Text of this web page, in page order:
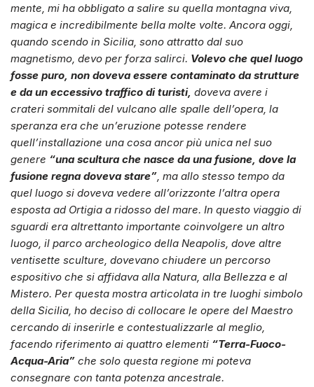
mente, mi ha obbligato a salire su quella montagna viva,
magica e incredibilmente bella molte volte. Ancora oggi,
quando scendo in Sicilia, sono attratto dal suo
magnetismo, devo per forza salirci. Volevo che quel luogo
fosse puro, non doveva essere contaminato da strutture
e da un eccessivo traffico di turisti, doveva avere i
crateri sommitali del vulcano alle spalle dell’opera, la
speranza era che un’eruzione potesse rendere
quell’installazione una cosa ancor più unica nel suo
genere “una scultura che nasce da una fusione, dove la
fusione regna doveva stare” , ma allo stesso tempo da
quel luogo si doveva vedere all’orizzonte l’altra opera
esposta ad Ortigia a ridosso del mare. In questo viaggio di
sguardi era altrettanto importante coinvolgere un altro
luogo, il parco archeologico della Neapolis, dove altre
ventisette sculture, dovevano chiudere un percorso
espositivo che si affidava alla Natura, alla Bellezza e al
Mistero. Per questa mostra articolata in tre luoghi simbolo
della Sicilia, ho deciso di collocare le opere del Maestro
cercando di inserirle e contestualizzarle al meglio,
facendo riferimento ai quattro elementi “Terra-Fuoco-
Acqua-Aria” che solo questa regione mi poteva
consegnare con tanta potenza ancestrale.